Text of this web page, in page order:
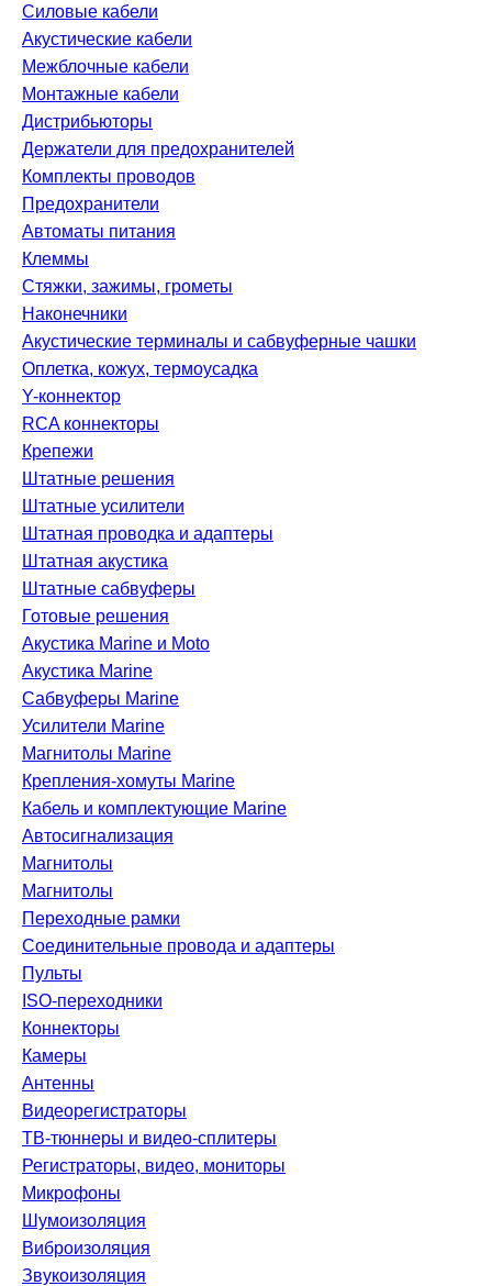
Силовые кабели
Акустические кабели
Межблочные кабели
Монтажные кабели
Дистрибьюторы
Держатели для предохранителей
Комплекты проводов
Предохранители
Автоматы питания
Клеммы
Стяжки, зажимы, грометы
Наконечники
Акустические терминалы и сабвуферные чашки
Оплетка, кожух, термоусадка
Y-коннектор
RCA коннекторы
Крепежи
Штатные решения
Штатные усилители
Штатная проводка и адаптеры
Штатная акустика
Штатные сабвуферы
Готовые решения
Акустика Marine и Moto
Акустика Marine
Сабвуферы Marine
Усилители Marine
Магнитолы Marine
Крепления-хомуты Marine
Кабель и комплектующие Marine
Автосигнализация
Магнитолы
Магнитолы
Переходные рамки
Соединительные провода и адаптеры
Пульты
ISO-переходники
Коннекторы
Камеры
Антенны
Видеорегистраторы
ТВ-тюннеры и видео-сплитеры
Регистраторы, видео, мониторы
Микрофоны
Шумоизоляция
Виброизоляция
Звукоизоляция